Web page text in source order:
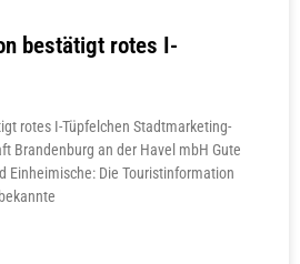
bestätigt rotes I-
rotes I-Tüpfelchen Stadtmarketing-
Brandenburg an der Havel mbH Gute
Einheimische: Die Touristinformation